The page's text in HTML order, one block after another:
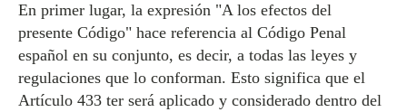
En primer lugar, la expresión "A los efectos del
presente Código" hace referencia al Código Penal
español en su conjunto, es decir, a todas las leyes y
regulaciones que lo conforman. Esto significa que el
Artículo 433 ter será aplicado y considerado dentro del